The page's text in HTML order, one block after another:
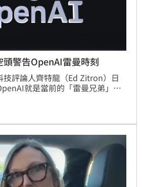
警告OpenAI雷曼時刻
技評論人齊特龍（Ed Zitron）日
就是當前的「雷曼兄弟」，
為風險，並以甲骨文
」只差一步。